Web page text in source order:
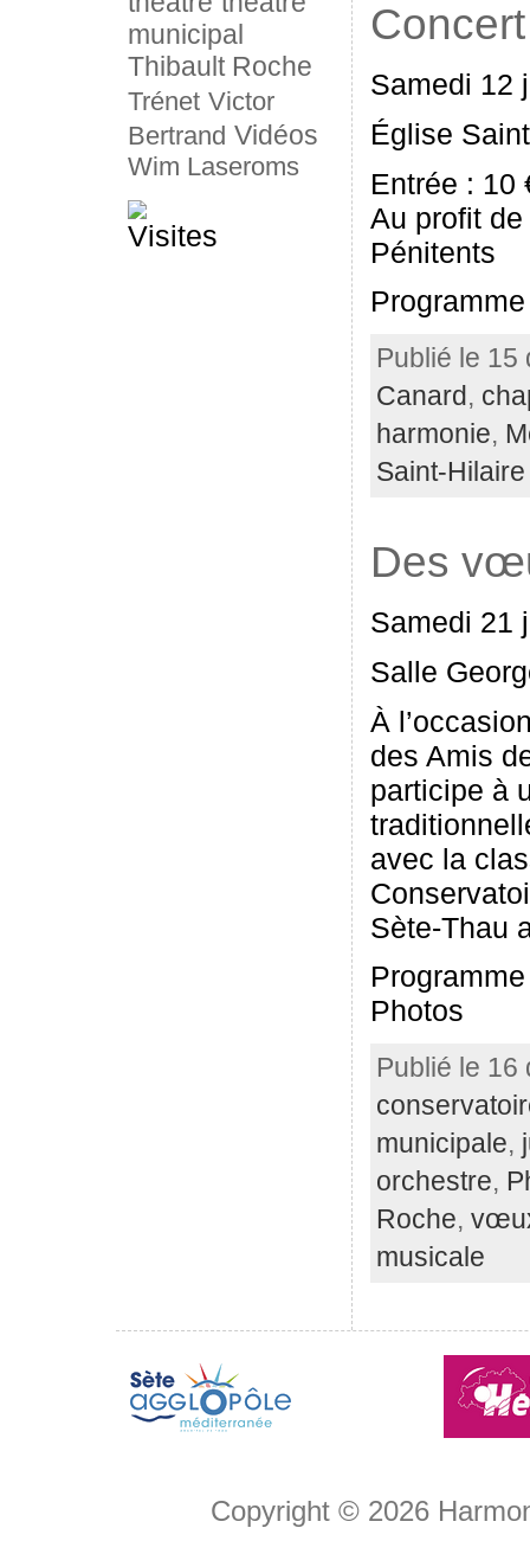
municipal
Thibault Roche
Trénet Victor
Bertrand Vidéos
Wim Laseroms
Samedi 12
Église
Entrée : 10
Au profit
Pénitents
Publié le
Canard ,
harmonie,
Saint-Hilaire
Des
Samedi 21
Salle
À
des Amis
participe à
avec la
Sète-Thau
Programme
Photos
Publié le
municipale,
orchestre,
Roche,
musicale
Copyright © 2026